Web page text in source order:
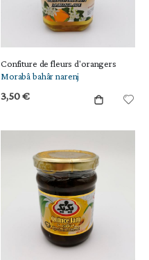
Confiture de fleurs d'orangers
Morabâ bahâr narenj
3,50 €